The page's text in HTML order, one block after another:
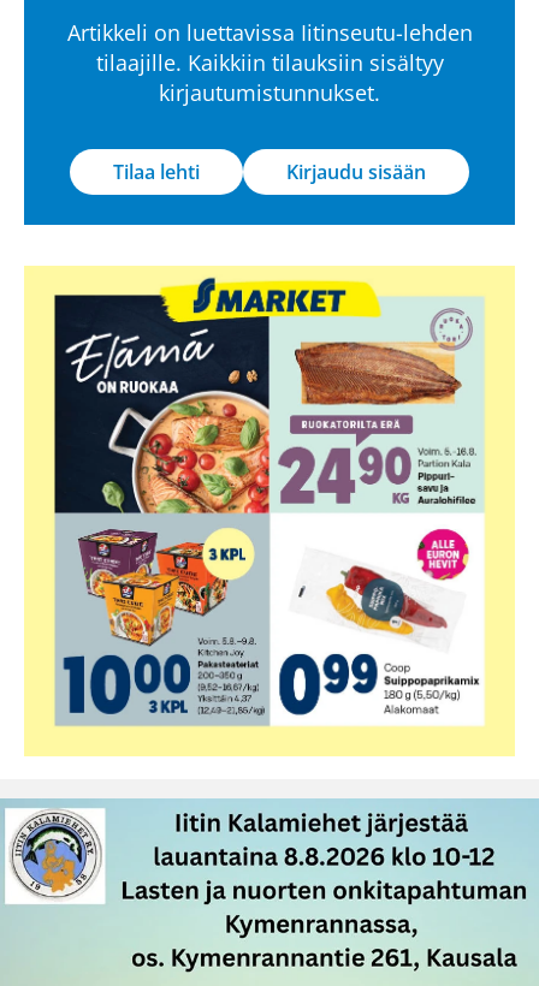
Artikkeli on luettavissa Iitinseutu-lehden
tilaajille. Kaikkiin tilauksiin sisältyy
kirjautumistunnukset.
Tilaa lehti Kirjaudu sisään